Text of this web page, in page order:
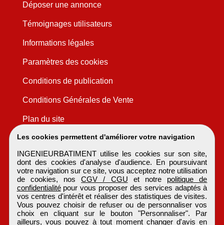
Les cookies permettent d'améliorer votre navigation
INGENIEURBATIMENT utilise les cookies sur son site,
dont des cookies d'analyse d'audience. En poursuivant
votre navigation sur ce site, vous acceptez notre utilisation
de cookies, nosCGV / CGU et notre politique de
confidentialitépour vous proposer des services adaptés à
vos centres d'intérêt et réaliser des statistiques de visites.
Vous pouvez choisir de refuser ou de personnaliser vos
choix en cliquant sur le bouton "Personnaliser". Par
ailleurs, vous pouvez à tout moment changer d'avis en
Déposer une annonce
Témoignages utilisateurs
Informations légales
Paramètres des cookies
Conditions de publication
Conditions Générales de Vente
Plan du site